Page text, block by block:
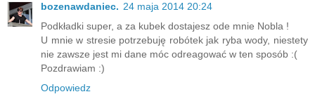
bozenawdaniec. 24 maja 2014 20:24
Podkładki super, a za kubek dostajesz ode mnie Nobla !
U mnie w stresie potrzebuję robótek jak ryba wody, niestety
nie zawsze jest mi dane móc odreagować w ten sposób :(
Pozdrawiam :)
Odpowiedz